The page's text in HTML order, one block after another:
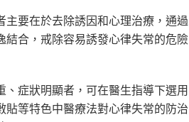
要在於去除誘因和心理治療，通過
結合，戒除容易誘發心律失常的危險
症狀明顯者，可在醫生指導下選用
等特色中醫療法對心律失常的防治